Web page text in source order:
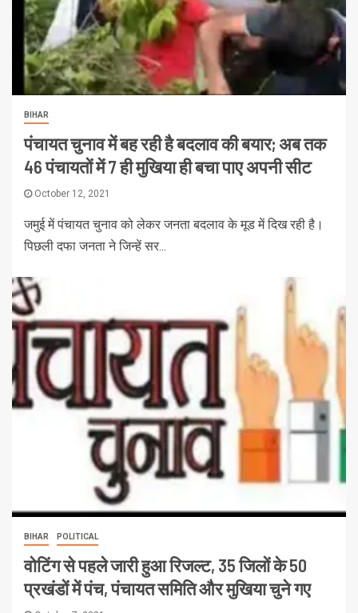
BIHAR
पंचायत चुनाव में बह रही है बदलाव की बयार; अब तक
46 पंचायतों में 7 ही मुखिया ही बचा पाए अपनी सीट
October 12, 2021
जमुई में पंचायत चुनाव को लेकर जनता बदलाव के मूड में दिख रही है।
पिछली दफा जनता ने जिन्हें सर...
BIHAR POLITICAL
वोटिंग से पहले जारी हुआ रिजल्ट, 35 जिलों के 50
प्रखंडों में पंच, पंचायत समिति और मुखिया चुने गए